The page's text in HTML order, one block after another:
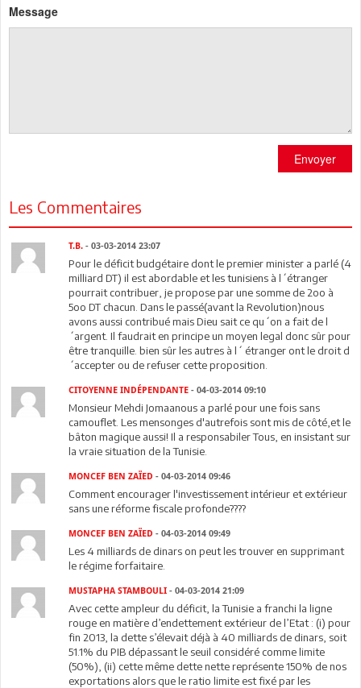
Message
Envoyer
Les Commentaires
T.B. - 03-03-2014 23:07
Pour le déficit budgétaire dont le premier minister a parlé (4
milliard DT) il est abordable et les tunisiens à l´étranger
pourrait contribuer, je propose par une somme de 2oo à
5oo DT chacun. Dans le passé(avant la Revolution)nous
avons aussi contribué mais Dieu sait ce qu´on a fait de l
´argent. Il faudrait en principe un moyen legal donc sûr pour
être tranquille. bien sûr les autres à l´ étranger ont le droit d
´accepter ou de refuser cette proposition.
CITOYENNE INDÉPENDANTE - 04-03-2014 09:10
Monsieur Mehdi Jomaanous a parlé pour une fois sans
camouflet. Les mensonges d'autrefois sont mis de côté,et le
bâton magique aussi! Il a responsabiler Tous, en insistant sur
la vraie situation de la Tunisie.
MONCEF BEN ZAÏED - 04-03-2014 09:46
Comment encourager l'investissement intérieur et extérieur
sans une réforme fiscale profonde????
MONCEF BEN ZAÏED - 04-03-2014 09:49
Les 4 milliards de dinars on peut les trouver en supprimant
le régime forfaitaire.
MUSTAPHA STAMBOULI - 04-03-2014 21:09
Avec cette ampleur du déficit, la Tunisie a franchi la ligne
rouge en matière d’endettement extérieur de l’Etat : (i) pour
fin 2013, la dette s’élevait déjà à 40 milliards de dinars, soit
51.1% du PIB dépassant le seuil considéré comme limite
(50%), (ii) cette même dette nette représente 150% de nos
exportations alors que le ratio limite est fixé par les